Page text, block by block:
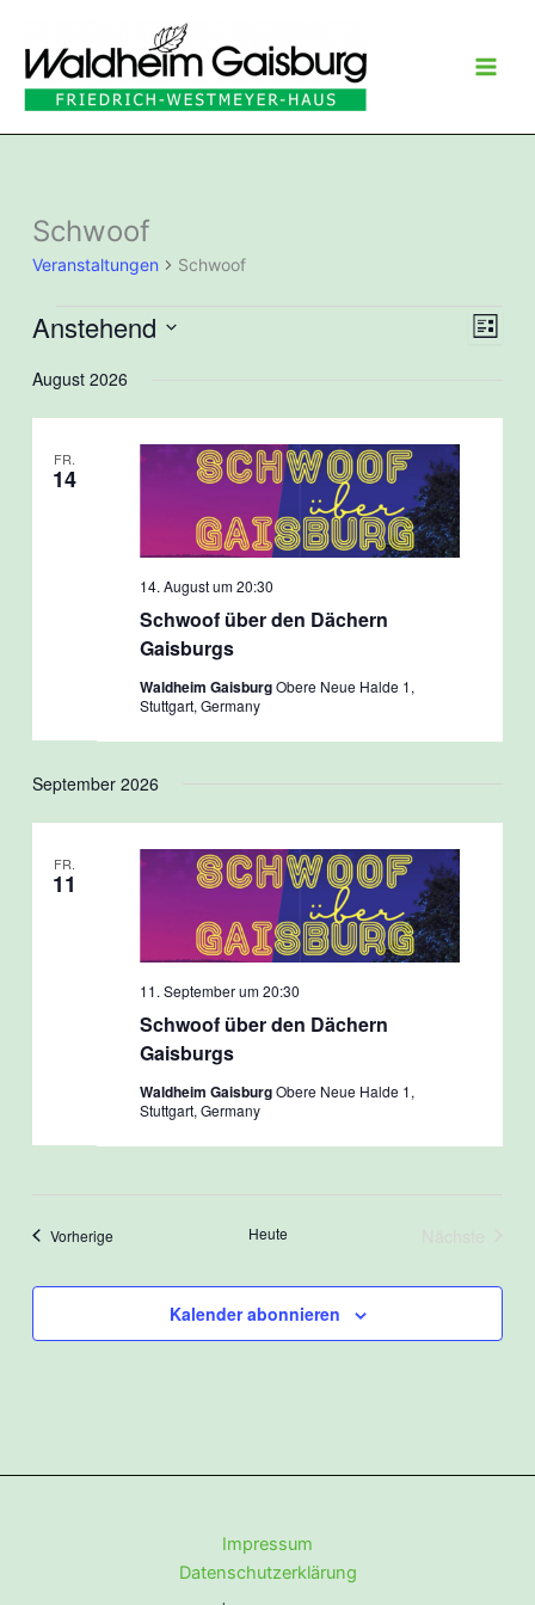
springen
Schwoof
Veranstaltungen Schwoof
Veranstaltungen
Liste
Anstehend
wählen.
August 2026
FR.
14
Schwoof über den Dächern
Gaisburgs
14. August um 20:30
Waldheim GaisburgObere Neue Halde 1,
Stuttgart, Germany
September 2026
FR.
11
Schwoof über den Dächern
Gaisburgs
11. September um 20:30
Waldheim GaisburgObere Neue Halde 1,
Stuttgart, Germany
Vorherige Heute
Kalender abonnieren
Impressum
Datenschutzerklärung